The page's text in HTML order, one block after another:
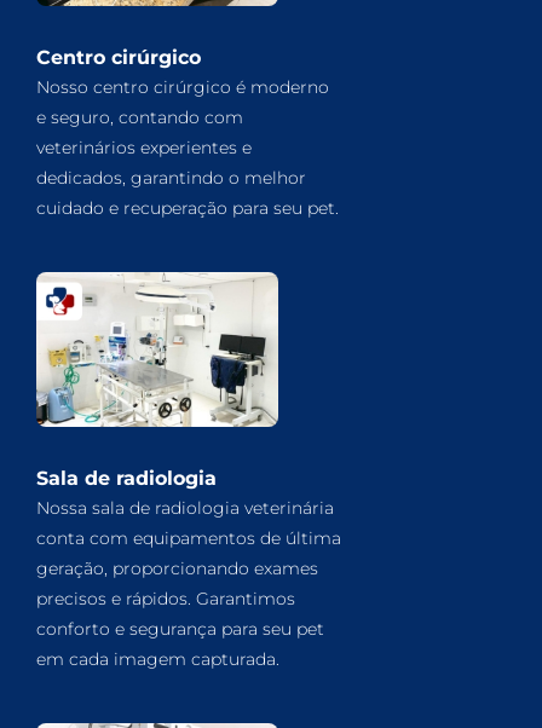
Centro cirúrgico
Nosso centro cirúrgico é moderno
e seguro, contando com
veterinários experientes e
dedicados, garantindo o melhor
cuidado e recuperação para seu pet.
Sala de radiologia
Nossa sala de radiologia veterinária
conta com equipamentos de última
geração, proporcionando exames
precisos e rápidos. Garantimos
conforto e segurança para seu pet
em cada imagem capturada.